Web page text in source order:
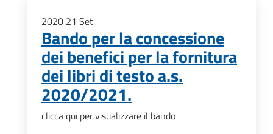
2020 21 Set
Bando per la concessione
dei benefici per la fornitura
dei libri di testo a.s.
2020/2021.
clicca qui per visualizzare il bando